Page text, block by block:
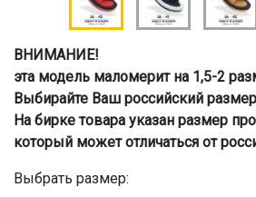
ВНИМАНИЕ!
эта модель маломерит на 1,5-2
Выбирайте Ваш российский
На бирке товара указан размер
который может отличаться от
Выбрать размер: